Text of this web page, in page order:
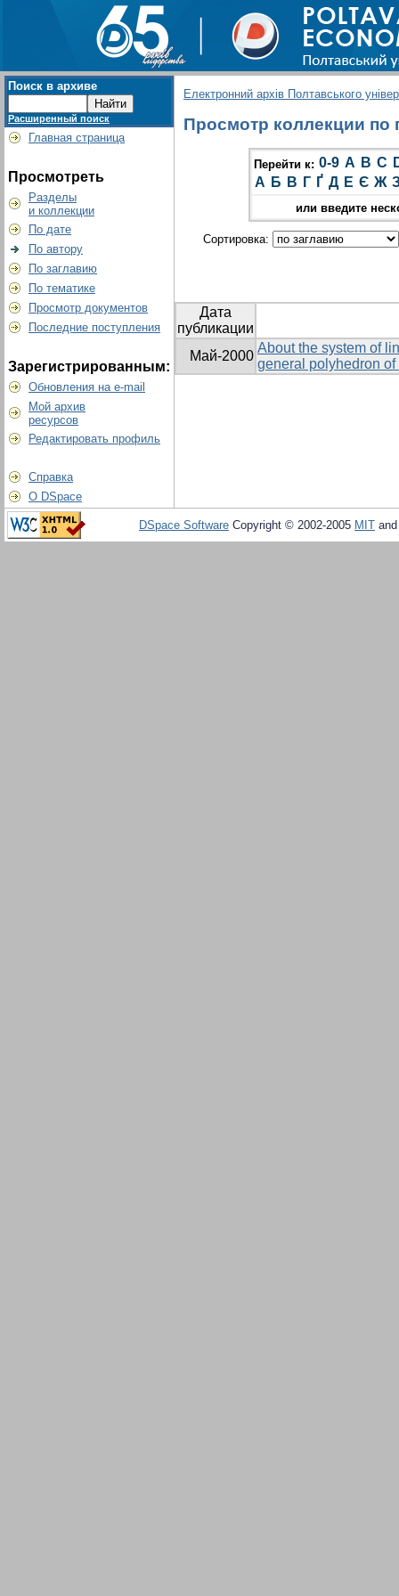
Поиск в архиве
Расширенный поиск
Главная страница
Просмотреть
Разделы
и коллекции
По дате
По автору
По заглавию
По тематике
Просмотр документов
Последние поступления
Зарегистрированным:
Обновления на e-mail
Мой архив
ресурсов
Редактировать профиль
Справка
О DSpace
Електронний архів Полтавського
Просмотр коллекции по
Перейти к: 0-9 A B C
А Б В Г Ґ Д Е Є Ж
или введите
Сортировка:
Дата
публикации
Май-2000
About the system of
general polyhedron
DSpace Software Copyright © 2002-2005 MIT